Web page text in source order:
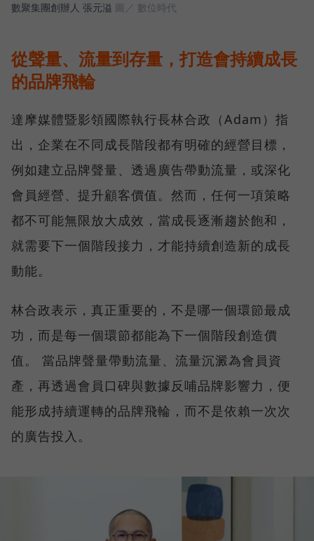
數聚集團創辦人 張元溢 圖／ 數位時代
從聲量、流量到存量，打造會持續成長
的品牌飛輪
達摩媒體暨影領國際執行長林合政（Adam）指
出，企業在不同成長階段都有明確的經營目標，
例如建立品牌聲量、透過廣告帶動流量，或深化
會員經營、提升顧客價值。然而，任何一項策略
都不可能無限放大成效，當成長逐漸趨於飽和，
就需要下一個階段接力，才能持續創造新的成長
動能。
林合政表示，真正重要的，不是哪一個環節最成
功，而是每一個環節都能為下一個階段創造價
值。 當品牌聲量帶動流量、流量沉澱為會員資
產，再透過會員口碑與數據反哺品牌影響力，便
能形成持續運轉的品牌飛輪，而不是依賴一次次
的廣告投入。